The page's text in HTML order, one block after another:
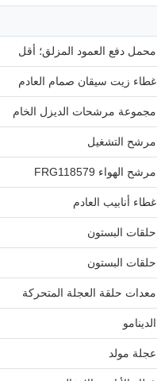
محمل دفع العمود المزلق؛ أقل
غطاء زيت سيقان صمام العادم
مجموعة مرشحات الديزل الخام
مرشح التشغيل
مرشح الهواء FRG118579
غطاء أنابيب العادم
حلقات البستون
حلقات البستون
معدات حلقة العجلة المتحركة
الدينامو
عجلة مولد